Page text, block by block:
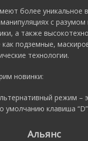
более уникальное
с разумом
а также
подземные,
технологии.
новинки:
режим –
умолчанию клавиша
Альянс